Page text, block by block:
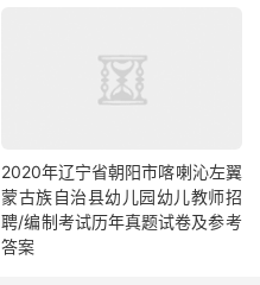
2020年辽宁省朝阳市喀喇沁左翼
蒙古族自治县幼儿园幼儿教师招
聘/编制考试历年真题试卷及参考
答案